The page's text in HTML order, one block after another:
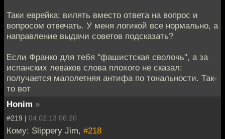
Таки еврейка: вилять вместо ответа на вопрос и
вопросом отвечать. У меня логикой все нормально, а
направление выдачи советов подсказать?
Если Франко для тебя "фашистская сволочь", а за
испанских леваков слова плохого не сказал:
получается малолетняя антифа по тональности. Так-
то вот
Honim »
#219 | 04.02.13 06:20
Кому: Slippery Jim, #218